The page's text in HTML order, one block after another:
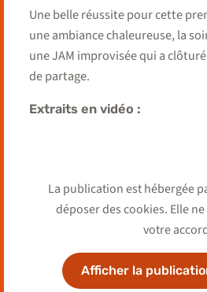
Une belle réussite pour cette
une ambiance chaleureuse, la
une JAM improvisée qui a
de partage.
Extraits en vidéo :
La publication est hébergée
déposer des cookies. Elle
votre
Afficher la